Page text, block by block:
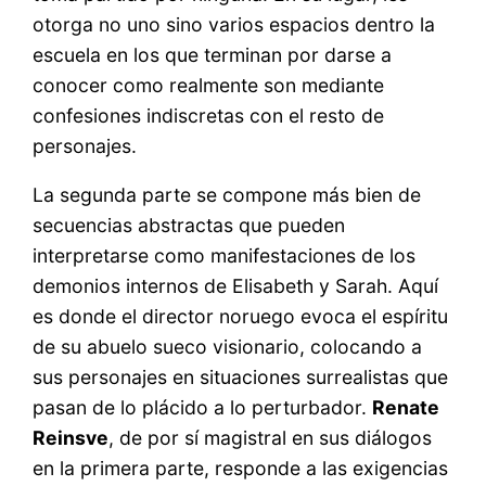
otorga no uno sino varios espacios dentro la
escuela en los que terminan por darse a
conocer como realmente son mediante
confesiones indiscretas con el resto de
personajes.
La segunda parte se compone más bien de
secuencias abstractas que pueden
interpretarse como manifestaciones de los
demonios internos de Elisabeth y Sarah. Aquí
es donde el director noruego evoca el espíritu
de su abuelo sueco visionario, colocando a
sus personajes en situaciones surrealistas que
pasan de lo plácido a lo perturbador. Renate
Reinsve, de por sí magistral en sus diálogos
en la primera parte, responde a las exigencias